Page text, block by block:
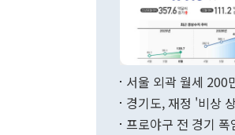
서울 외곽 월세 200
경기도, 재정 '비상
프로야구 전 경기 폭